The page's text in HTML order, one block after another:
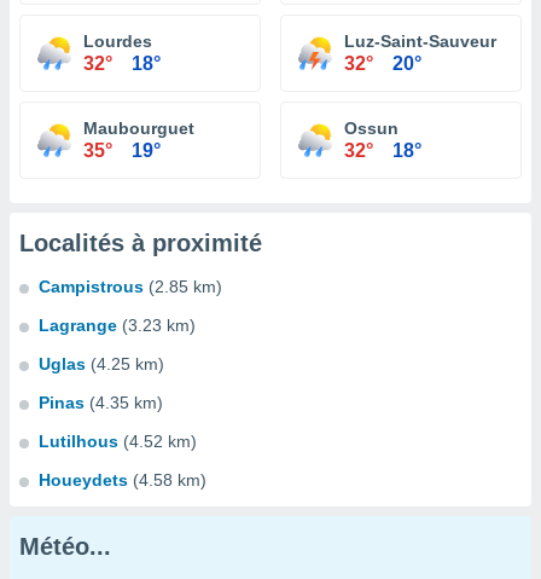
Lourdes
32° 18°
Luz-Saint-Sauveur
32° 20°
Maubourguet
35° 19°
Ossun
32° 18°
Localités à proximité
Campistrous (2.85 km)
Lagrange (3.23 km)
Uglas (4.25 km)
Pinas (4.35 km)
Lutilhous (4.52 km)
Houeydets (4.58 km)
Météo...